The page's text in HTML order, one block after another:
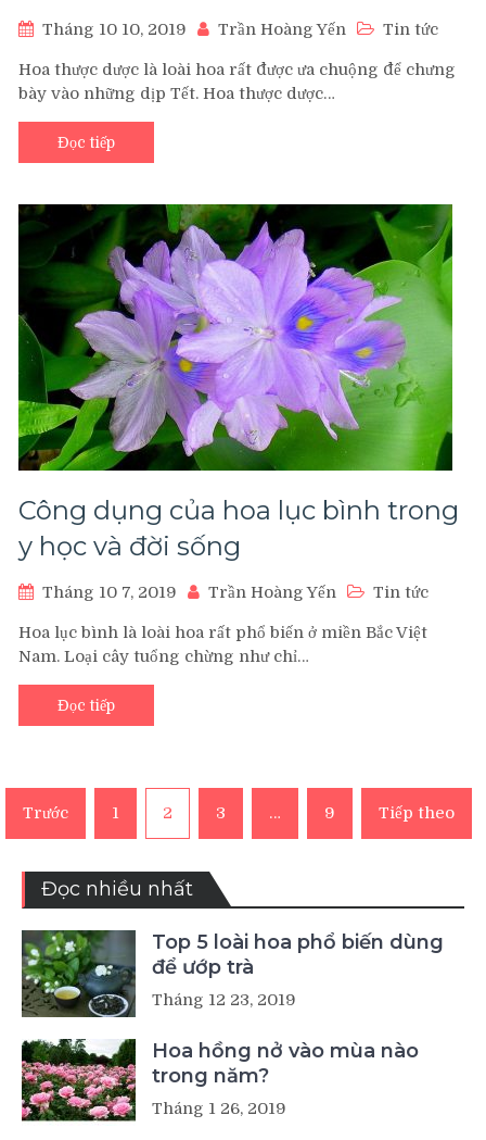
Tháng 10 10, 2019 Trần Hoàng Yến Tin tức
Hoa thược dược là loài hoa rất được ưa chuộng để chưng
bày vào những dịp Tết. Hoa thược dược…
Đọc tiếp
Công dụng của hoa lục bình trong
y học và đời sống
Tháng 10 7, 2019 Trần Hoàng Yến Tin tức
Hoa lục bình là loài hoa rất phổ biến ở miền Bắc Việt
Nam. Loại cây tuổng chừng như chỉ…
Đọc tiếp
Phân
trang
bài
viết
Trước 1 2 3 … 9 Tiếp theo
Đọc nhiều nhất
Top 5 loài hoa phổ biến dùng
để ướp trà
Tháng 12 23, 2019
Hoa hồng nở vào mùa nào
trong năm?
Tháng 1 26, 2019